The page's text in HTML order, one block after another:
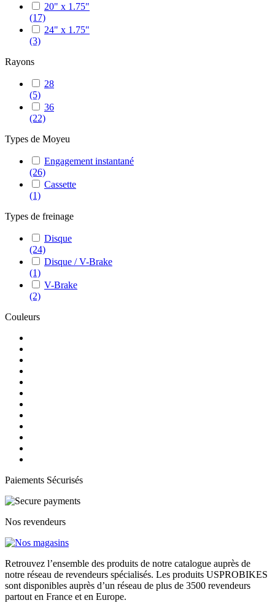
20" x 1.75"
(17)
24" x 1.75"
(3)
Rayons
28
(5)
36
(22)
Types de Moyeu
Engagement instantané
(26)
Cassette
(1)
Types de freinage
Disque
(24)
Disque / V-Brake
(1)
V-Brake
(2)
Couleurs
Paiements Sécurisés
Nos revendeurs
Retrouvez l’ensemble des produits de notre catalogue auprès de
notre réseau de revendeurs spécialisés. Les produits USPROBIKES
sont disponibles auprès d’un réseau de plus de 3500 revendeurs
partout en France et en Europe.